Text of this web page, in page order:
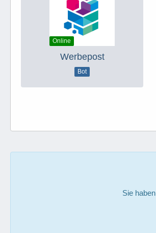
Online
Werbepost
Bot
Sie